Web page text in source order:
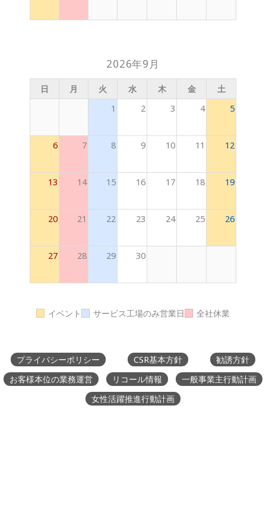
2026年9月
日 月 火 水 木 金 土
1 2 3 4 5
6 7 8 9 10 11 12
13 14 15 16 17 18 19
20 21 22 23 24 25 26
27 28 29 30
イベント サービス工場のみ営業日 全社休業
プライバシーポリシー CSR基本方針
勧誘方針
お客様本位の業務運営
リコール情報
一般事業主行動計画
女性活躍推進行動計画